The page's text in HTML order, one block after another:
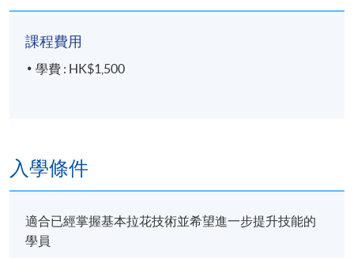
課程費用
學費 : HK$1,500
入學條件
適合已經掌握基本拉花技術並希望進一步提升技能的
學員